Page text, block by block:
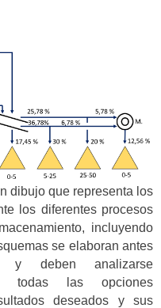
dibujo que representa los
los diferentes procesos
incluyendo
se elaboran antes
y deben analizarse
todas las opciones
deseados y sus